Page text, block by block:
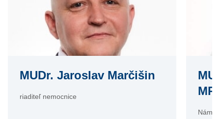
MUDr. Jaroslav Marčišin
riaditeľ nemocnice